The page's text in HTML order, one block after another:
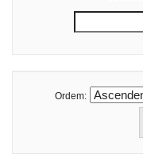
Ordem: